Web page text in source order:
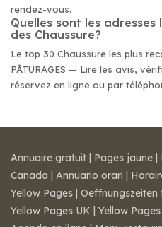
rendez-vous.
Quelles sont les adresses
des Chaussure?
Le top 30 Chaussure les plus
PÂTURAGES — Lire les avis,
réservez en ligne ou par
Annuaire gratuit | Pages jaune |
Canada | Annuario orari |
Yellow Pages | Oeffnungszeiten
Yellow Pages UK | Yellow